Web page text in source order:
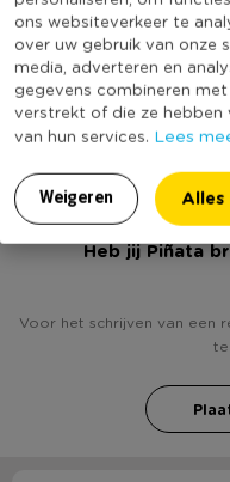
ons websiteverkeer te
over uw gebruik van onze
media, adverteren en
gegevens combineren
verstrekt of die ze hebben
van hun services. Lees
Weigeren Alles
Kleur
Productlengte (cm)
Duurzaamheidsscore
Heb jij Piñata
Voor het schrijven van een